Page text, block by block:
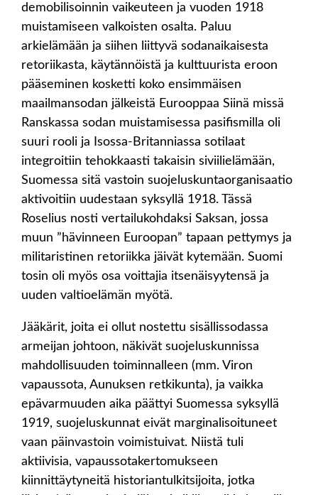
demobilisoinnin vaikeuteen ja vuoden 1918
muistamiseen valkoisten osalta. Paluu
arkielämään ja siihen liittyvä sodanaikaisesta
retoriikasta, käytännöistä ja kulttuurista eroon
pääseminen kosketti koko ensimmäisen
maailmansodan jälkeistä Eurooppaa Siinä missä
Ranskassa sodan muistamisessa pasifismilla oli
suuri rooli ja Isossa-Britanniassa sotilaat
integroitiin tehokkaasti takaisin siviilielämään,
Suomessa sitä vastoin suojeluskuntaorganisaatio
aktivoitiin uudestaan syksyllä 1918. Tässä
Roselius nosti vertailukohdaksi Saksan, jossa
muun ”hävinneen Euroopan” tapaan pettymys ja
militaristinen retoriikka jäivät kytemään. Suomi
tosin oli myös osa voittajia itsenäisyytensä ja
uuden valtioelämän myötä.
Jääkärit, joita ei ollut nostettu sisällissodassa
armeijan johtoon, näkivät suojeluskunnissa
mahdollisuuden toiminnalleen (mm. Viron
vapaussota, Aunuksen retkikunta), ja vaikka
epävarmuuden aika päättyi Suomessa syksyllä
1919, suojeluskunnat eivät marginalisoituneet
vaan päinvastoin voimistuivat. Niistä tuli
aktiivisia, vapaussotakertomukseen
kiinnittäytyneitä historiantulkitsijoita, jotka